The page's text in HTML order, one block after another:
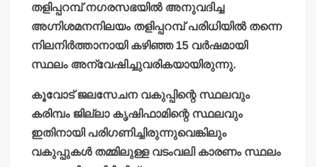
തളിപ്പറമ്പ് നഗരസഭയില്‍ അനുവദിച്ച
അഗ്നിശമനനിലയം തളിപ്പറമ്പ് പരിധിയില്‍ തന്നെ
നിലനിര്‍ത്താനായി കഴിഞ്ഞ 15 വര്‍ഷമായി
സ്ഥലം അന്വേഷിച്ചുവരികയായിരുന്നു.
കൂവോട് ജലസേചന വകുപ്പിന്റെ സ്ഥലവും
കരിമ്പം ജില്ലാ കൃഷിഫാമിന്റെ സ്ഥലവും
ഇതിനായി പരിഗണിച്ചിരുന്നുവെങ്കിലും
വകുപ്പുകള്‍ തമ്മിലുള്ള വടംവലി കാരണം സ്ഥലം